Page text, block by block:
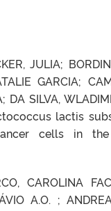
JULIA;
GARCIA;
DA SILVA,
lactis
cells in the
CAROLINA
A.O. ;